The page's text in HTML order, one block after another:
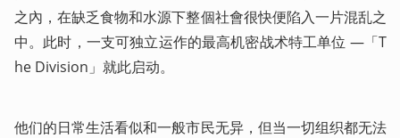
之內，在缺乏食物和水源下整個社會很快便陷入一片混乱之
中。此时，一支可独立运作的最高机密战术特工单位 —「T
he Division」就此启动。
他们的日常生活看似和一般市民无异，但当一切组织都无法